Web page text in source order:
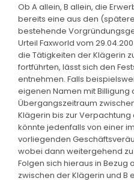
Ob A allein, B allein, die
bereits eine aus den
bestehende
Urteil Faxworld vom
die Tätigkeiten der Klägerin
fortführten, lässt sich den
entnehmen. Falls
eigenen Namen mit Billigung
Übergangszeitraum
Klägerin bis zur
könnte jedenfalls von einer
vorliegenden
wobei dann weitergehend
Folgen sich hieraus in
zwischen der Klägerin und B